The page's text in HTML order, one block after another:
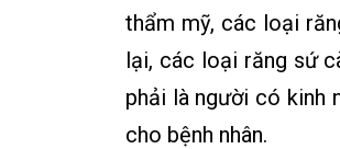
thẩm mỹ, các loại
lại, các loại răng sứ
phải là người có kinh
cho bệnh nhân.